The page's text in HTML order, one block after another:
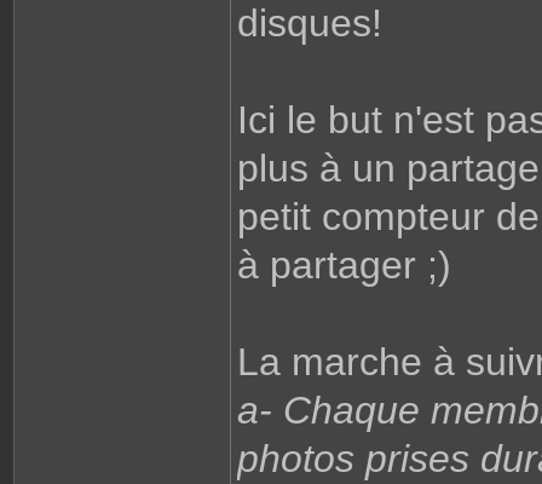
disques!
Ici le but n'est
plus à un
petit compteur
à partager ;)
La marche à
a- Chaque
photos prises